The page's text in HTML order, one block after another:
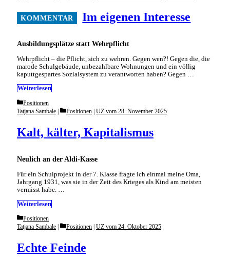
Ausbildungsplätze statt Wehrpflicht
Im eigenen Inte­resse
Wehrpflicht – die Pflicht, sich zu wehren. Gegen wen?! Gegen die, die
marode Schulgebäude, unbezahlbare Wohnungen und ein völlig
kaputtgespartes Sozialsystem zu verantworten haben? Gegen …
Weiterlesen
Categories
Positionen
Neulich an der Aldi-Kasse
Kalt, kälter, Kapitalismus
Tatjana Sambale Categories
Positionen UZ vom 28. November 2025
Für ein Schulprojekt in der 7. Klasse fragte ich einmal meine Oma,
Jahrgang 1931, was sie in der Zeit des Krieges als Kind am meisten
vermisst habe. …
Weiterlesen
Categories
Positionen
Echte Feinde
Tatjana Sambale Categories
Positionen UZ vom 24. Oktober 2025